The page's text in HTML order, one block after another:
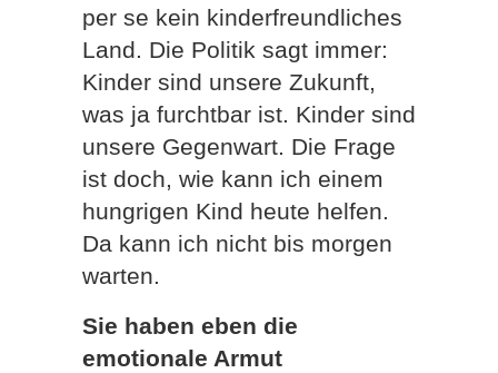
per se kein kinderfreundliches
Land. Die Politik sagt immer:
Kinder sind unsere Zukunft,
was ja furchtbar ist. Kinder sind
unsere Gegenwart. Die Frage
ist doch, wie kann ich einem
hungrigen Kind heute helfen.
Da kann ich nicht bis morgen
warten.
Sie haben eben die
emotionale Armut